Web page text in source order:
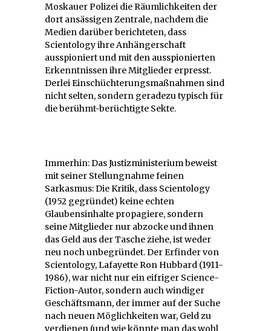
Moskauer Polizei die Räumlichkeiten der
dort ansässigen Zentrale, nachdem die
Medien darüber berichteten, dass
Scientology ihre Anhängerschaft
ausspioniert und mit den ausspionierten
Erkenntnissen ihre Mitglieder erpresst.
Derlei Einschüchterungsmaßnahmen sind
nicht selten, sondern geradezu typisch für
die berühmt-berüchtigte Sekte.
Immerhin: Das Justizministerium beweist
mit seiner Stellungnahme feinen
Sarkasmus: Die Kritik, dass Scientology
(1952 gegründet) keine echten
Glaubensinhalte propagiere, sondern
seine Mitglieder nur abzocke und ihnen
das Geld aus der Tasche ziehe, ist weder
neu noch unbegründet. Der Erfinder von
Scientology, Lafayette Ron Hubbard (1911-
1986), war nicht nur ein eifriger Science-
Fiction-Autor, sondern auch windiger
Geschäftsmann, der immer auf der Suche
nach neuen Möglichkeiten war, Geld zu
verdienen (und wie könnte man das wohl